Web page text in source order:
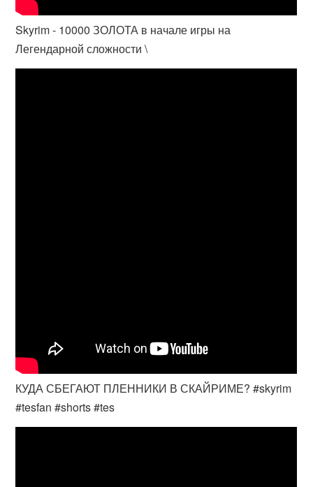
Skyrim - 10000 ЗОЛОТА в начале игры на
Легендарной сложности \
КУДА СБЕГАЮТ ПЛЕННИКИ В СКАЙРИМЕ? #skyrim
#tesfan #shorts #tes